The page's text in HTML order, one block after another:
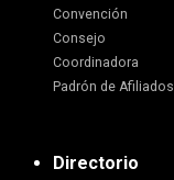
Convención
Consejo
Coordinadora
Padrón de Afiliados
Directorio